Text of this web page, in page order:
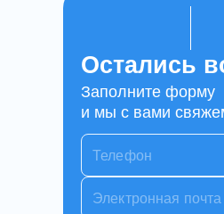
Остались
Заполните форму
и мы с вами